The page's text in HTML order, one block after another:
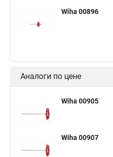
Wiha 00896
Аналоги по цене
Wiha 00905
Wiha 00907